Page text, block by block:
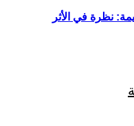
نظرة في الأثر